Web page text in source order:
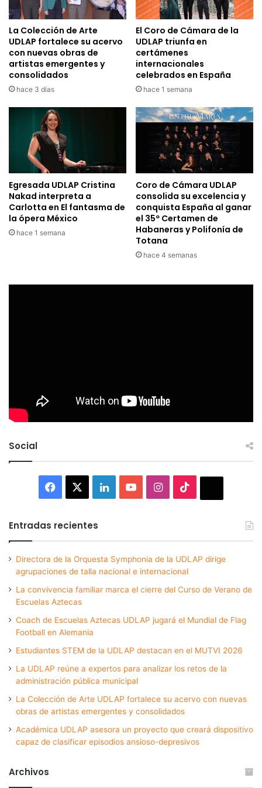
La Colección de Arte
UDLAP fortalece su acervo
con nuevas obras de
artistas emergentes y
consolidados
hace 3 días
El Coro de Cámara de la
UDLAP triunfa en
certámenes
internacionales
celebrados en España
hace 1 semana
Egresada UDLAP Cristina
Nakad interpreta a
Carlotta en El fantasma de
la ópera México
hace 1 semana
Coro de Cámara UDLAP
consolida su excelencia y
conquista España al ganar
el 35º Certamen de
Habaneras y Polifonía de
Totana
hace 4 semanas
Social
Facebook LinkedInYouTubeInstagram
Entradas recientes
Directora de la Orquesta Symphonia de la UDLAP dirige
agrupaciones de talla nacional e internacional
La convivencia familiar marca el cierre del Curso de Verano de
Escuelas Aztecas
Coach de Escuelas Aztecas UDLAP jugará el Mundial de Flag
Football en Alemania
Estudiantes STEM de la UDLAP destacan en el MUTVI 2026
La UDLAP reúne a expertos para analizar los retos de la
administración pública municipal
La Colección de Arte UDLAP fortalece su acervo con nuevas
obras de artistas emergentes y consolidados
Académica UDLAP asesora un proyecto que creará dispositivo
capaz de clasificar episodios ansioso-depresivos
Archivos